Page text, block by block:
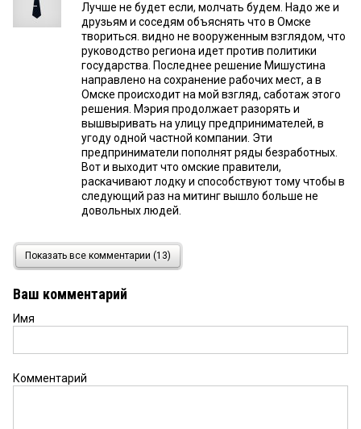
Лучше не будет если, молчать будем. Надо же и
друзьям и соседям объяснять что в Омске
твориться. видно не вооруженным взглядом, что
руководство региона идет против политики
государства. Последнее решение Мишустина
направлено на сохранение рабочих мест, а в
Омске происходит на мой взгляд, саботаж этого
решения. Мэрия продолжает разорять и
вышвыривать на улицу предпринимателей, в
угоду одной частной компании. Эти
предприниматели пополнят ряды безработных.
Вот и выходит что омские правители,
раскачивают лодку и способствуют тому чтобы в
следующий раз на митинг вышло больше не
довольных людей.
Жители 1 марта 2021 в 20:05:
Лучше не будет! После мэра Фадиной придёт
кто? присмотритесь к Зарембе, он как Солдатова
ставленик того же самого Александра. Печально,
Свое мнение 1 марта 2021 в 19:12:
Все происходящее в Омске не вписывается в
картинку усилий правительства РФ. Мишустин
Показать все комментарии (13)
Ваш комментарий
Имя
Комментарий